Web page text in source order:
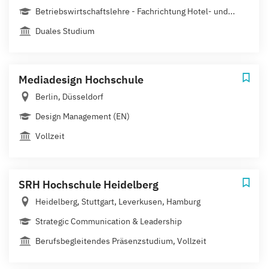
Betriebswirtschaftslehre - Fachrichtung Hotel- und...
Duales Studium
Mediadesign Hochschule
Berlin, Düsseldorf
Design Management (EN)
Vollzeit
SRH Hochschule Heidelberg
Heidelberg, Stuttgart, Leverkusen, Hamburg
Strategic Communication & Leadership
Berufsbegleitendes Präsenzstudium, Vollzeit